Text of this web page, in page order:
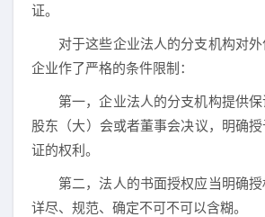
证。
对于这些企业法人的分支机构对外
企业作了严格的条件限制：
第一，企业法人的分支机构提供
股东（大）会或者董事会决议，明确
证的权利。
第二，法人的书面授权应当明确
详尽、规范、确定不可不可以含糊。